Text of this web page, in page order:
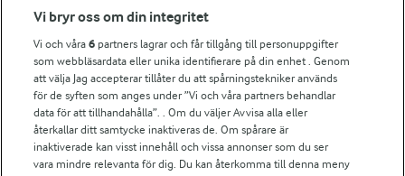
Fler Arlasajter
För ägare
Arlas kundportal
Arla.com
Falbygdens Ost
Arla webbshop
Bildbank
Vi bryr oss om din integritet
Vi och våra6 partners lagrar och får tillgång till personuppgifter
som webbläsardata eller unika identifierare på din enhet . Genom
att välja Jag accepterar tillåter du att spårningstekniker används
för de syften som anges under ”Vi och våra partners behandlar
data för att tillhandahålla”. . Om du väljer Avvisa alla eller
återkallar ditt samtycke inaktiveras de. Om spårare är
inaktiverade kan visst innehåll och vissa annonser som du ser
vara mindre relevanta för dig. Du kan återkomma till denna meny